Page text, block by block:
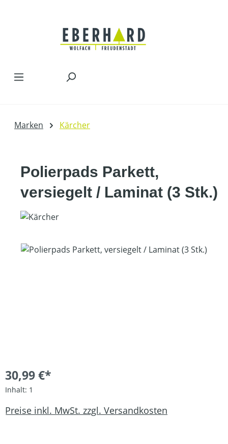
Marken Kärcher
Polierpads Parkett,
versiegelt / Laminat (3 Stk.)
Bildergalerie überspringen
30,99 €*
Inhalt: 1
Preise inkl. MwSt. zzgl. Versandkosten